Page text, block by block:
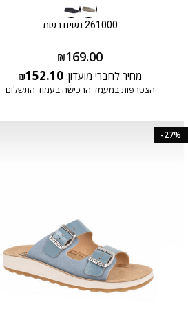
261000 נשים רשת
₪169.00
מחיר לחברי מועדון: ₪152.10
הצטרפות במעמד הרכישה בעמוד התשלום
-27%